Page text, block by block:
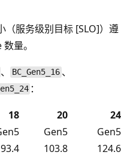
（服务级别目标 [SLO]）遵
量。
、 BC_Gen5_16 、
：
18 20
24
Gen5
Gen5
93.4 103.8
124.6